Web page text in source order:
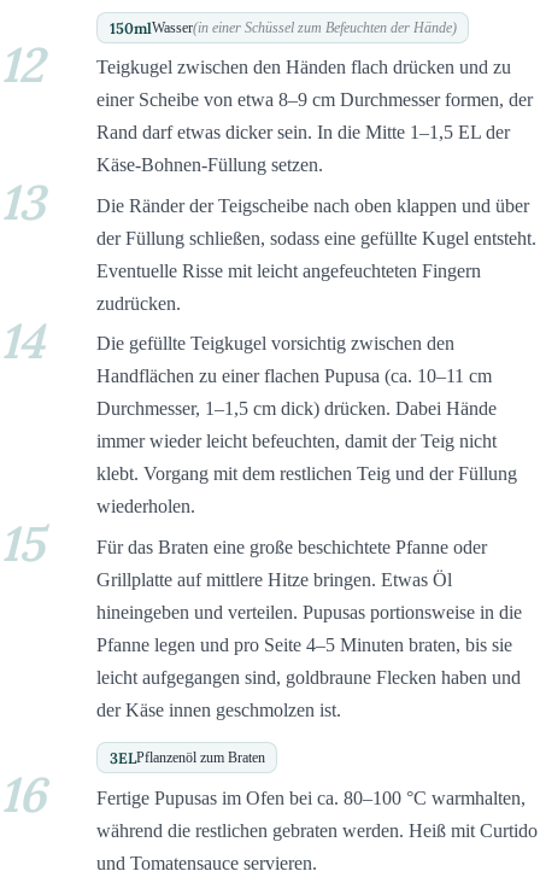
150mlWasser(in einer Schüssel zum Befeuchten der Hände)
12
Teigkugel zwischen den Händen flach drücken und zu
einer Scheibe von etwa 8–9 cm Durchmesser formen, der
Rand darf etwas dicker sein. In die Mitte 1–1,5 EL der
Käse-Bohnen-Füllung setzen.
13
Die Ränder der Teigscheibe nach oben klappen und über
der Füllung schließen, sodass eine gefüllte Kugel entsteht.
Eventuelle Risse mit leicht angefeuchteten Fingern
zudrücken.
14
Die gefüllte Teigkugel vorsichtig zwischen den
Handflächen zu einer flachen Pupusa (ca. 10–11 cm
Durchmesser, 1–1,5 cm dick) drücken. Dabei Hände
immer wieder leicht befeuchten, damit der Teig nicht
klebt. Vorgang mit dem restlichen Teig und der Füllung
wiederholen.
15
Für das Braten eine große beschichtete Pfanne oder
Grillplatte auf mittlere Hitze bringen. Etwas Öl
hineingeben und verteilen. Pupusas portionsweise in die
Pfanne legen und pro Seite 4–5 Minuten braten, bis sie
leicht aufgegangen sind, goldbraune Flecken haben und
der Käse innen geschmolzen ist.
3ELPflanzenöl zum Braten
16
Fertige Pupusas im Ofen bei ca. 80–100 °C warmhalten,
während die restlichen gebraten werden. Heiß mit Curtido
und Tomatensauce servieren.